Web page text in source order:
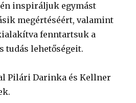
inspiráljuk egymást
megértéséért, valamint
fenntartsuk a
tudás lehetőségeit.
Pilári Darinka és Kellner